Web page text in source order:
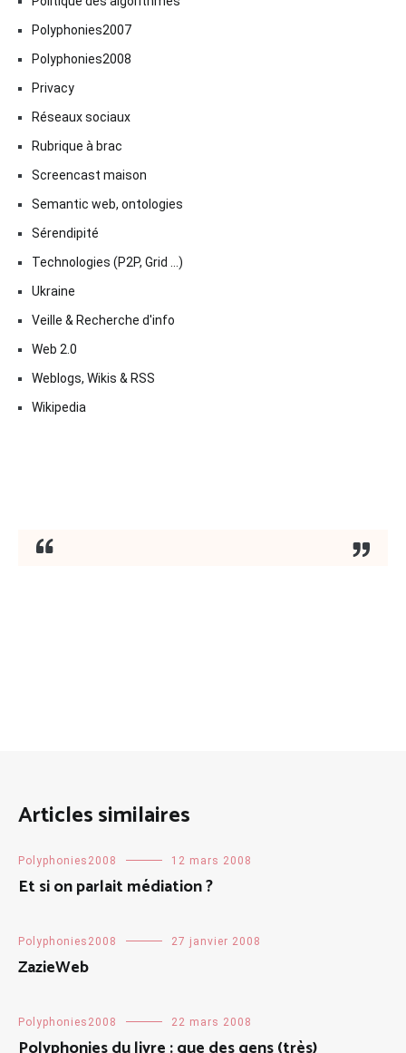
Polyphonies2007
Polyphonies2008
Privacy
Réseaux sociaux
Rubrique à brac
Screencast maison
Semantic web, ontologies
Sérendipité
Technologies (P2P, Grid …)
Ukraine
Veille & Recherche d'info
Web 2.0
Weblogs, Wikis & RSS
Wikipedia
Articles similaires
Polyphonies2008 12 mars 2008
Et si on parlait médiation ?
Polyphonies2008 27 janvier 2008
ZazieWeb
Polyphonies2008 22 mars 2008